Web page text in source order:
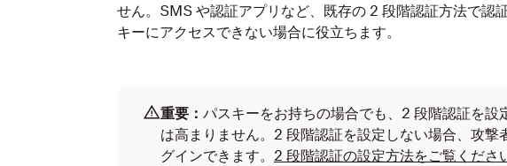
せん。SMS や認証アプリなど、既存の 2 段階認証方法で認
キーにアクセスできない場合に役立ちます。
重要： パスキーをお持ちの場合でも、2 段階認証を設
は高まりません。2 段階認証を設定しない場合、攻撃
グインできます。 2 段階認証の設定方法をご覧くださ